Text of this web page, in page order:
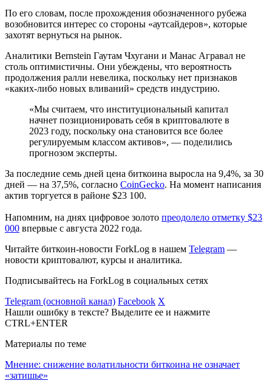
По его словам, после прохождения обозначенного рубежа
возобновится интерес со стороны «аутсайдеров», которые
захотят вернуться на рынок.
Аналитики Bernstein Гаутам Чхугани и Манас Агравал не
столь оптимистичны. Они убеждены, что вероятность
продолжения ралли невелика, поскольку нет признаков
«каких-либо новых вливаний» средств индустрию.
«Мы считаем, что институциональный капитал
начнет позиционировать себя в криптовалюте в
2023 году, поскольку она становится все более
регулируемым классом активов», — поделились
прогнозом эксперты.
За последние семь дней цена биткоина выросла на 9,4%, за 30
дней — на 37,5%, согласно CoinGecko. На момент написания
актив торгуется в районе $23 100.
Напомним, на днях цифровое золото преодолело отметку $23
000 впервые с августа 2022 года.
Читайте биткоин-новости ForkLog в нашем Telegram —
новости криптовалют, курсы и аналитика.
Подписывайтесь на ForkLog в социальных сетях
Telegram (основной канал) Facebook X
Нашли ошибку в тексте? Выделите ее и нажмите
CTRL+ENTER
Материалы по теме
Мнение: снижение волатильности биткоина не означает
«затишье»